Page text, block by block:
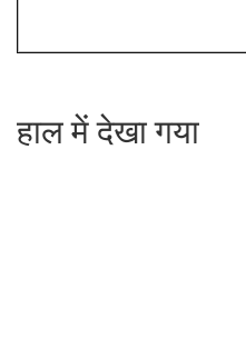
हाल में देखा गया